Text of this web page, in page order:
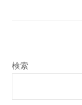
検索